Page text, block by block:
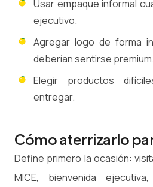
Usar empaque informal
ejecutivo.
Agregar logo de forma
deberían sentirse premium.
Elegir productos
entregar.
Cómo aterrizarlo
Define primero la ocasión:
MICE, bienvenida